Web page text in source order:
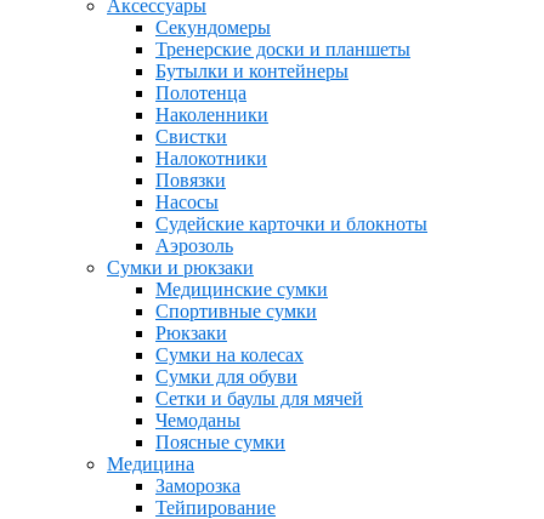
Аксессуары
Секундомеры
Тренерские доски и планшеты
Бутылки и контейнеры
Полотенца
Наколенники
Свистки
Налокотники
Повязки
Насосы
Судейские карточки и блокноты
Аэрозоль
Сумки и рюкзаки
Медицинские сумки
Спортивные сумки
Рюкзаки
Сумки на колесах
Сумки для обуви
Сетки и баулы для мячей
Чемоданы
Поясные сумки
Медицина
Заморозка
Тейпирование